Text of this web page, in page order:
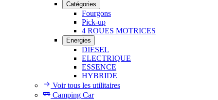
Catégories
Fourgons
Pick-up
4 ROUES MOTRICES
Energies
DIESEL
ELECTRIQUE
ESSENCE
HYBRIDE
Voir tous les utilitaires
Camping Car